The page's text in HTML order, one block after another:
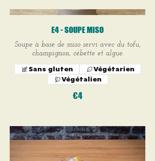
E4 - SOUPE MISO
Soupe à base de miso servi avec du tofu,
champignon, cébette et algue.
€4
Sans gluten
Végétarien
Végétalien